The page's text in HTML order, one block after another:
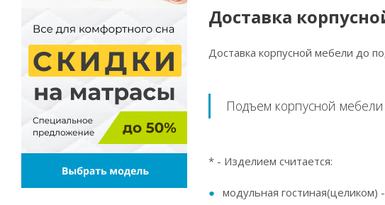
Доставка
Доставка корпусной мебели до
Подъем корпусной
* - Изделием считается:
модульная гостиная(целиком)